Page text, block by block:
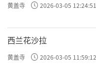
黄盖寺 2026-03-05 12:24:51
西兰花沙拉
黄盖寺 2026-03-05 11:59:12